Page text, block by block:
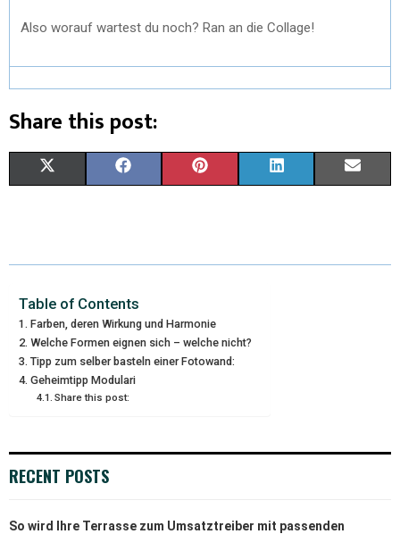
Also worauf wartest du noch? Ran an die Collage!
Share this post:
W
T
T
E
)
E
O
O
T
R
E
K I
Table of Contents
Farben, deren Wirkung und Harmonie
Welche Formen eignen sich – welche nicht?
Tipp zum selber basteln einer Fotowand:
Geheimtipp Modulari
Share this post:
RECENT POSTS
So wird Ihre Terrasse zum Umsatztreiber mit passenden